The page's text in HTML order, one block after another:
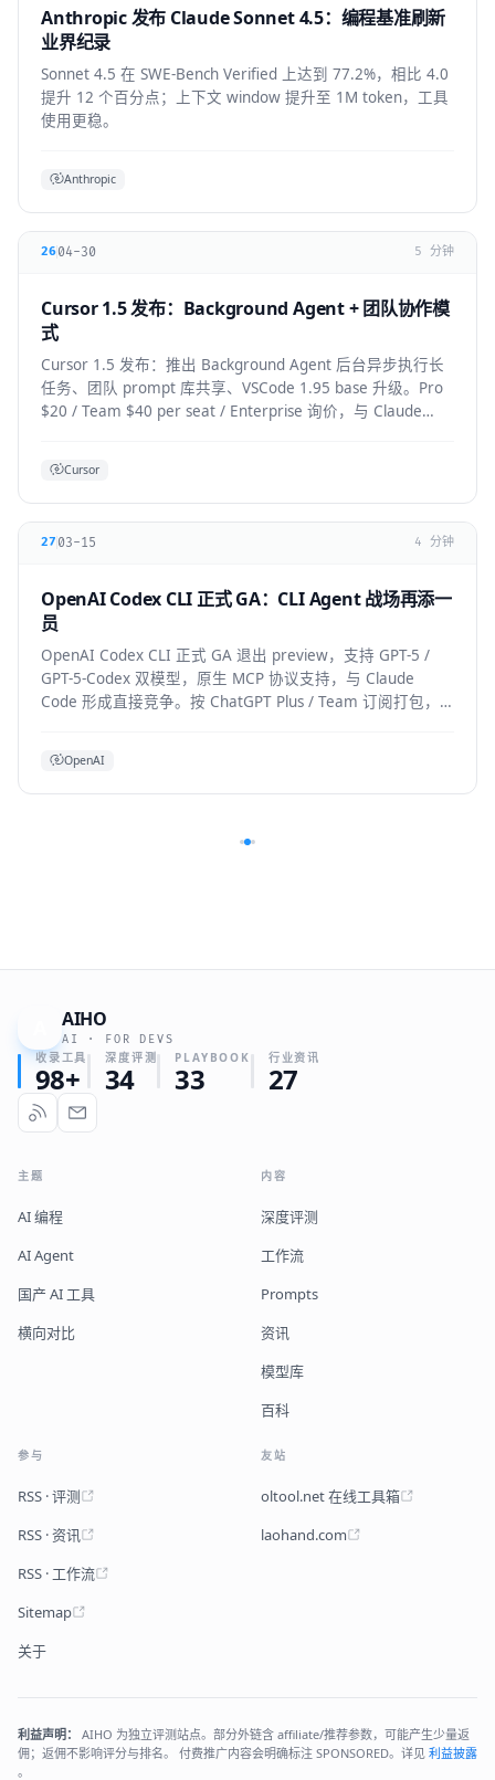
Anthropic 发布 Claude Sonnet 4.5：编程基准刷新
业界纪录
Sonnet 4.5 在 SWE-Bench Verified 上达到 77.2%，相比 4.0
提升 12 个百分点；上下文 window 提升至 1M token，工具
使用更稳。
Anthropic
2604-30 5 分钟
Cursor 1.5 发布：Background Agent + 团队协作模
式
Cursor 1.5 发布：推出 Background Agent 后台异步执行长
任务、团队 prompt 库共享、VSCode 1.95 base 升级。Pro
$20 / Team $40 per seat / Enterprise 询价，与 Claude
Cursor
27 03-15 4 分钟
OpenAI Codex CLI 正式 GA：CLI Agent 战场再添一
员
OpenAI Codex CLI 正式 GA 退出 preview，支持 GPT-5 /
GPT-5-Codex 双模型，原生 MCP 协议支持，与 Claude
Code 形成直接竞争。按 ChatGPT Plus / Team 订阅打包，
OpenAI
AIHO
AI · FOR DEVS
收录工具
98+
深度评测
34
PLAYBOOK
33
行业资讯
27
主题
AI 编程
AI Agent
国产 AI 工具
横向对比
内容
深度评测
工作流
Prompts
资讯
模型库
百科
参与
RSS · 评测
RSS · 资讯
RSS · 工作流
Sitemap
关于
友站
oltool.net 在线工具箱
laohand.com
利益声明：
AIHO 为独立评测站点。部分外链含 affiliate/推荐参数，可能产生少量返
佣；返佣不影响评分与排名。 付费推广内容会明确标注 SPONSORED。详见 利益披露
。